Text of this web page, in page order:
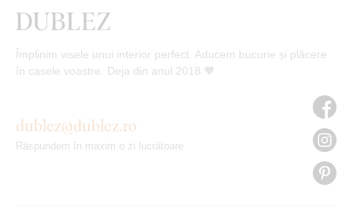
Împlinim visele unui interior perfect. Aducem bucurie și plăcere
în casele voastre. Deja din anul 2018 🧡
dublez@dublez.ro
Răspundem în maxim o zi lucrătoare